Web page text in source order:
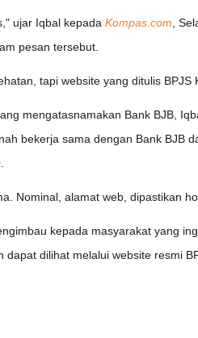
ujar Iqbal kepada Kompas.com,
pesan tersebut.
tapi website yang ditulis BPJS
mengatasnamakan Bank BJB,
bekerja sama dengan Bank BJB
Nominal, alamat web, dipastikan
kepada masyarakat yang
dapat dilihat melalui website resmi